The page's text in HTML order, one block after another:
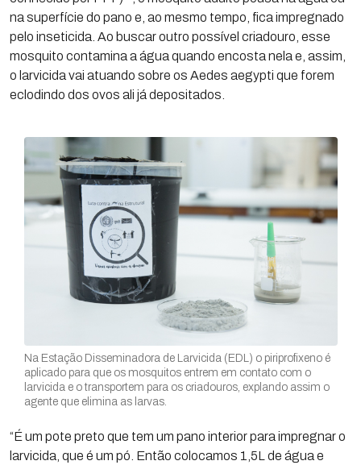
na superfície do pano e, ao mesmo tempo, fica impregnado
pelo inseticida. Ao buscar outro possível criadouro, esse
mosquito contamina a água quando encosta nela e, assim,
o larvicida vai atuando sobre os Aedes aegypti que forem
eclodindo dos ovos ali já depositados.
Na Estação Disseminadora de Larvicida (EDL) o piriprofixeno é
aplicado para que os mosquitos entrem em contato com o
larvicida e o transportem para os criadouros, explando assim o
agente que elimina as larvas.
“É um pote preto que tem um pano interior para impregnar o
larvicida, que é um pó. Então colocamos 1,5L de água e